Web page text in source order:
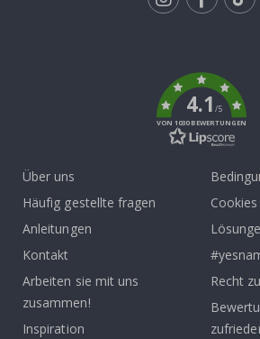
4.1/5
VON 1030 BEWERTUNGEN
Über uns
Häufig gestellte fragen
Anleitungen
Kontakt
Arbeiten sie mit uns
zusammen!
Inspiration
Cookies
Recht